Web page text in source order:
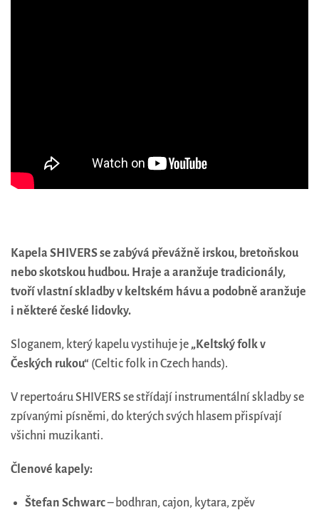
Kapela SHIVERS se zabývá převážně irskou, bretoňskou
nebo skotskou hudbou. Hraje a aranžuje tradicionály,
tvoří vlastní skladby v keltském hávu a podobně aranžuje
i některé české lidovky.
Sloganem, který kapelu vystihuje je „Keltský folk v
Českých rukou“ (Celtic folk in Czech hands).
V repertoáru SHIVERS se střídají instrumentální skladby se
zpívanými písněmi, do kterých svých hlasem přispívají
všichni muzikanti.
Členové kapely:
Štefan Schwarc– bodhran, cajon, kytara, zpěv